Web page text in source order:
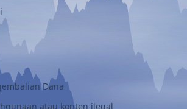
Dana
atau konten ilegal